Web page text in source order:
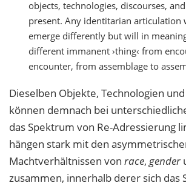
objects, technologies, discourses,
present. Any identitarian articulation
emerge differently but will in
different immanent ›thing‹ from
encounter, from assemblage to
Dieselben Objekte, Technologien
können demnach bei
das Spektrum von Re-Adressierung
hängen stark mit den
Machtverhältnissen von race, gender
zusammen, innerhalb derer sich das